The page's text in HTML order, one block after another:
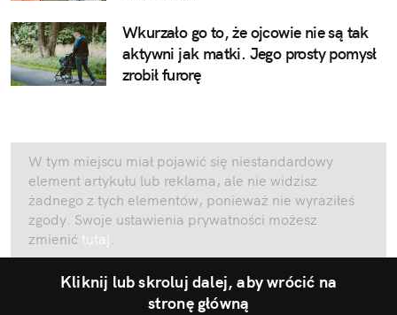
Wkurzało go to, że ojcowie nie są tak
aktywni jak matki. Jego prosty pomysł
zrobił furorę
W tym miejscu miał pojawić się niestandardowy
element artykułu lub reklama, ale nie widzisz
żadnego z tych elementów, ponieważ nie wyraziłeś
zgody. Swoje ustawienia prywatności możesz
zmienić tutaj .
Kliknij lub skroluj dalej, aby wrócić na
stronę główną